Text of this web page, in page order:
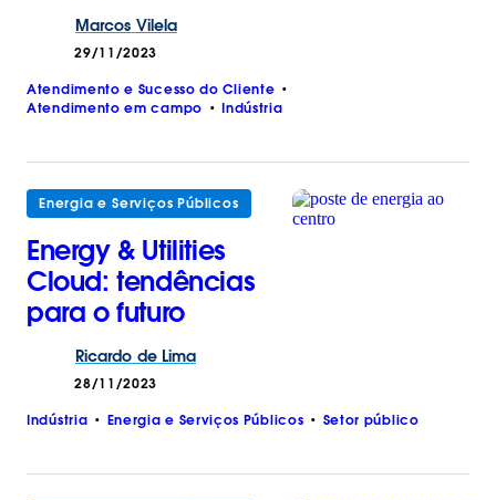
Marcos Vilela
29/11/2023
Atendimento e Sucesso do Cliente
Atendimento em campo
Indústria
Energia e Serviços Públicos
Energy & Utilities
Cloud: tendências
para o futuro
Ricardo de Lima
28/11/2023
Indústria Energia e Serviços Públicos Setor público